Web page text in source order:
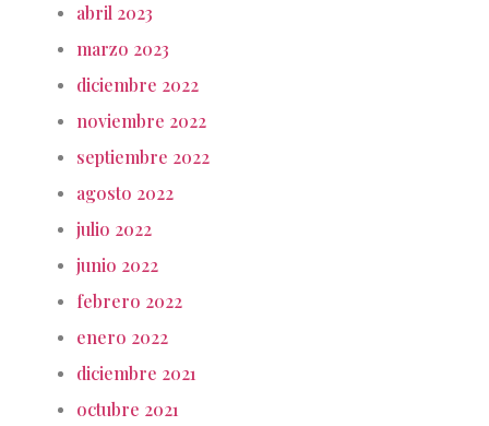
abril 2023
marzo 2023
diciembre 2022
noviembre 2022
septiembre 2022
agosto 2022
julio 2022
junio 2022
febrero 2022
enero 2022
diciembre 2021
octubre 2021